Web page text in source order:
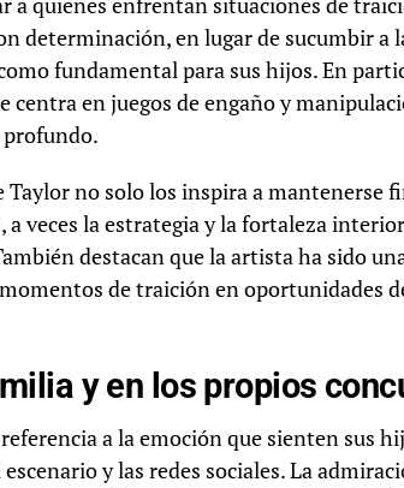
a quienes enfrentan situaciones de
determinación, en lugar de sucumbir a
fundamental para sus hijos. En
centra en juegos de engaño y
Taylor no solo los inspira a mantenerse
a veces la estrategia y la fortaleza
destacan que la artista ha sido
de traición en oportunidades
y en los propios
a la emoción que sienten sus
y las redes sociales. La